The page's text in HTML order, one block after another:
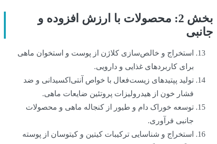
بخش 2: محصولات با ارزش افزوده و
جانبی
استخراج و خالص‌سازی کلاژن از پوست و استخوان ماهی
برای کاربردهای غذایی و دارویی.
تولید پپتیدهای زیست‌فعال با خواص آنتی‌اکسیدانی و ضد
فشار خون از هیدرولیزات پروتئین ضایعات ماهی.
توسعه خوراک دام و طیور از کنجاله ماهی و محصولات
جانبی فرآوری.
استخراج و شناسایی ترکیبات کیتین و کیتوسان از پوسته